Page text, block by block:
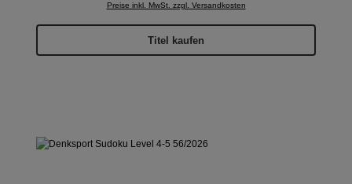
Preise inkl. MwSt. zzgl. Versandkosten
Titel kaufen